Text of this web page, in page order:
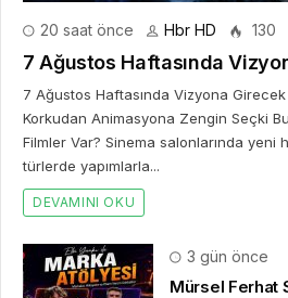
20 saat önce Hbr HD 130
7 Ağustos Haftasında
7 Ağustos Haftasında Vizyona Girecek
Korkudan Animasyona Zengin Seçki
Filmler Var? Sinema salonlarında yeni
türlerde yapımlarla...
DEVAMINI OKU
3 gün önce
Mürsel Ferhat